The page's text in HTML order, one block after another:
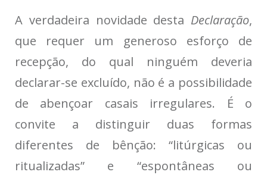
A verdadeira novidade desta Declaração,
que requer um generoso esforço de
recepção, do qual ninguém deveria
declarar-se excluído, não é a possibilidade
de abençoar casais irregulares. É o
convite a distinguir duas formas
diferentes de bênção: “litúrgicas ou
ritualizadas” e “espontâneas ou